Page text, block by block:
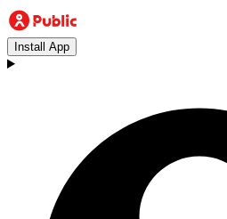
Install App